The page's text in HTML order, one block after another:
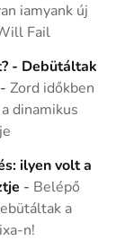
iamyank új
Fail
- Debütáltak
-Zord időkben
dinamikus
ilyen volt a
- Belépő
a
n!